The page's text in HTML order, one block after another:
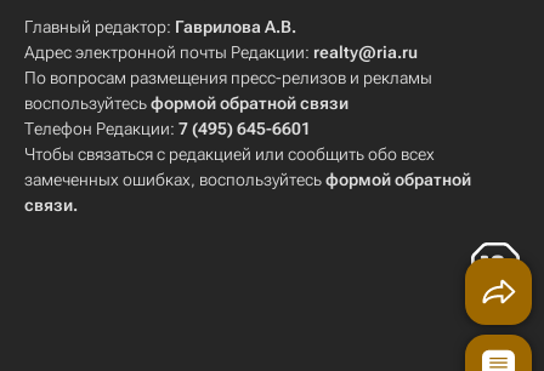
Главный редактор: Гаврилова А.В.
Адрес электронной почты Редакции: realty@ria.ru
По вопросам размещения пресс-релизов и рекламы
воспользуйтесьформой обратной связи
Телефон Редакции: 7 (495) 645-6601
Чтобы связаться с редакцией или сообщить обо всех
замеченных ошибках, воспользуйтесьформой обратной
связи.